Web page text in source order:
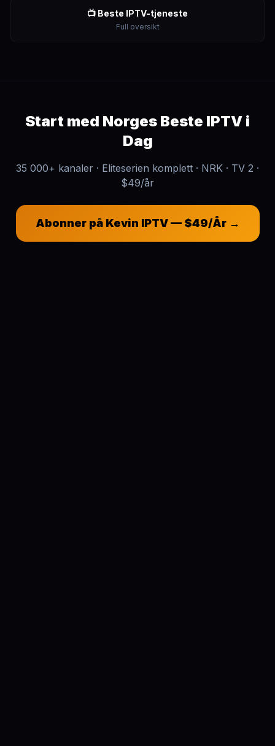
📺 Beste IPTV-tjeneste
Full oversikt
Start med Norges Beste IPTV i
Dag
35 000+ kanaler · Eliteserien komplett · NRK · TV 2 ·
$49/år
Abonner på Kevin IPTV — $49/År →